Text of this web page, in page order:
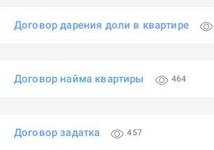
Договор дарения доли в квартире
Договор найма квартиры 464
Договор задатка 457